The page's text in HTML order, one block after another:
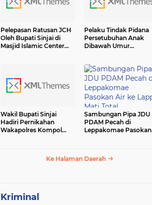
Pelepasan Ratusan JCH
Oleh Bupati Sinjai di
Masjid Islamic Center
Pelaku Tindak Pidana
Persetubuhan Anak
Dibawah Umur
Wakil Bupati Sinjai
Hadiri Pernikahan
Wakapolres Kompol
Sambungan Pipa JDU
PDAM Pecah di
Leppakomae Pasokan
Ke Halaman Daerah
Kriminal